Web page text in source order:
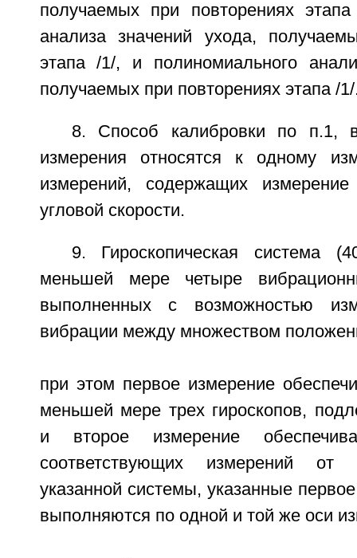
получаемых при повторениях этапа
анализа значений ухода,
этапа /1/, и полиномиального
получаемых при повторениях этапа /
8. Способ калибровки по п.1,
измерения относятся к одному
измерений, содержащих
угловой скорости.
9. Гироскопическая система
меньшей мере четыре
выполненных с возможностью
вибрации между множеством
при этом первое измерение
меньшей мере трех гироскопов,
и второе измерение
соответствующих измерений от
указанной системы, указанные
выполняются по одной и той же оси